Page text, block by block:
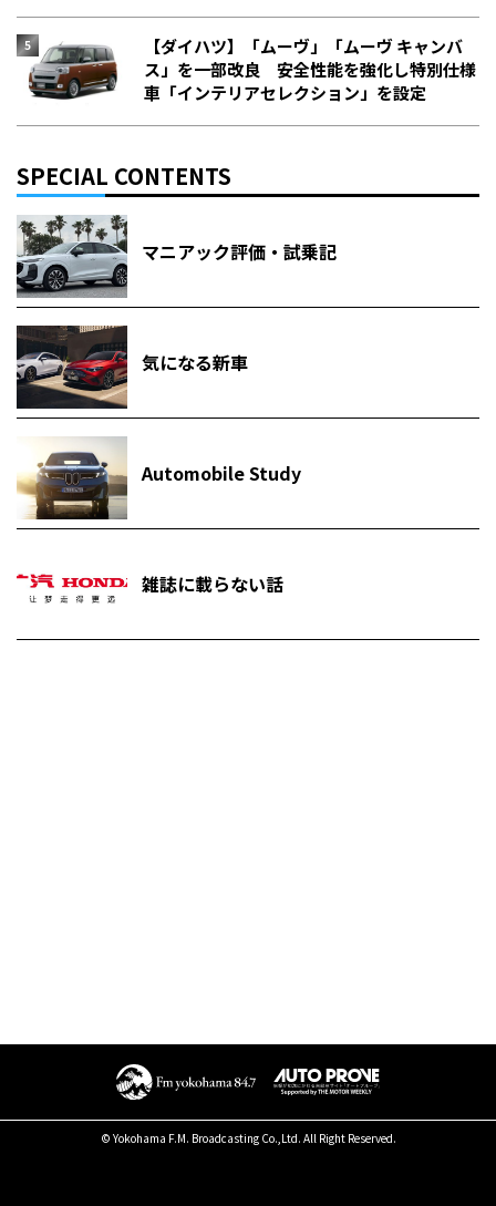
【ダイハツ】「ムーヴ」「ムーヴ キャンバ
ス」を一部改良 安全性能を強化し特別仕様
車「インテリアセレクション」を設定
SPECIAL CONTENTS
マニアック評価・試乗記
気になる新車
Automobile Study
雑誌に載らない話
© Yokohama F.M. Broadcasting Co.,Ltd. All Right Reserved.